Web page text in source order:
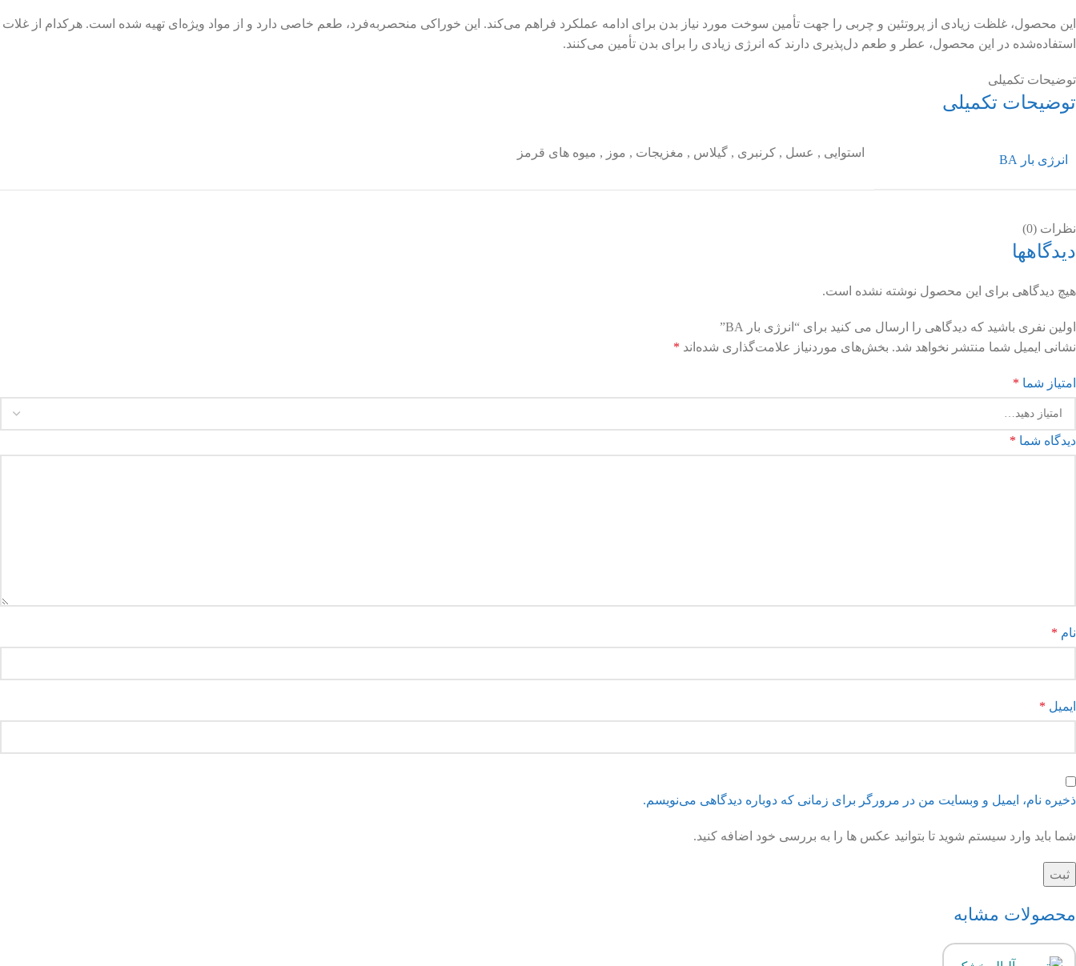
این محصول، غلظت زیادی از پروتئین و چربی را جهت تأمین سوخت مورد نیاز بدن برای ادامه عملکرد فراهم می‌کند. این خوراکی منحصربه‌فرد، طعم خاصی دارد و از مواد ویژه‌ای تهیه شده است. هرکدام از غلات
استفاده‌شده در این محصول، عطر و طعم دل‌پذیری دارند که انرژی زیادی را برای بدن تأمین می‌کنند.
توضیحات تکمیلی
توضیحات تکمیلی
انرژی بار BA
استوایی , عسل , کرنبری , گیلاس , مغزیجات , موز , میوه های قرمز
نظرات (0)
دیدگاهها
هیچ دیدگاهی برای این محصول نوشته نشده است.
اولین نفری باشید که دیدگاهی را ارسال می کنید برای “انرژی بار BA”
نشانی ایمیل شما منتشر نخواهد شد. بخش‌های موردنیاز علامت‌گذاری شده‌اند *
امتیاز شما *
دیدگاه شما *
نام *
ایمیل *
ذخیره نام، ایمیل و وبسایت من در مرورگر برای زمانی که دوباره دیدگاهی می‌نویسم.
شما باید وارد سیستم شوید تا بتوانید عکس ها را به بررسی خود اضافه کنید.
محصولات مشابه